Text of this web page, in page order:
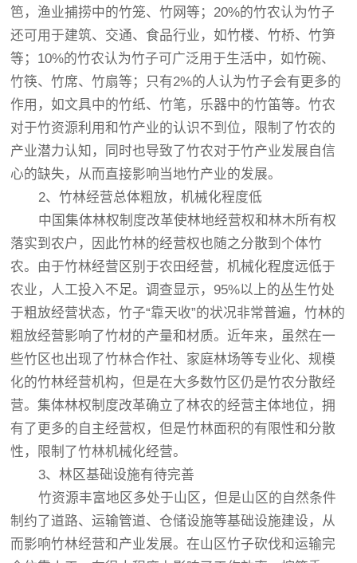
笆，渔业捕捞中的竹笼、竹网等；20%的竹农认为竹子
还可用于建筑、交通、食品行业，如竹楼、竹桥、竹笋
等；10%的竹农认为竹子可广泛用于生活中，如竹碗、
竹筷、竹席、竹扇等；只有2%的人认为竹子会有更多的
作用，如文具中的竹纸、竹笔，乐器中的竹笛等。竹农
对于竹资源利用和竹产业的认识不到位，限制了竹农的
产业潜力认知，同时也导致了竹农对于竹产业发展自信
心的缺失，从而直接影响当地竹产业的发展。
2、竹林经营总体粗放，机械化程度低
中国集体林权制度改革使林地经营权和林木所有权
落实到农户，因此竹林的经营权也随之分散到个体竹
农。由于竹林经营区别于农田经营，机械化程度远低于
农业，人工投入不足。调查显示，95%以上的丛生竹处
于粗放经营状态，竹子“靠天收”的状况非常普遍，竹林的
粗放经营影响了竹材的产量和材质。近年来，虽然在一
些竹区也出现了竹林合作社、家庭林场等专业化、规模
化的竹林经营机构，但是在大多数竹区仍是竹农分散经
营。集体林权制度改革确立了林农的经营主体地位，拥
有了更多的自主经营权，但是竹林面积的有限性和分散
性，限制了竹林机械化经营。
3、林区基础设施有待完善
竹资源丰富地区多处于山区，但是山区的自然条件
制约了道路、运输管道、仓储设施等基础设施建设，从
而影响竹林经营和产业发展。在山区竹子砍伐和运输完